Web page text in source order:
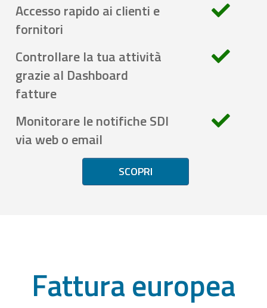
Accesso rapido ai clienti e
fornitori
Controllare la tua attività
grazie al Dashboard
fatture
Monitorare le notifiche SDI
via web o email
SCOPRI
Fattura europea